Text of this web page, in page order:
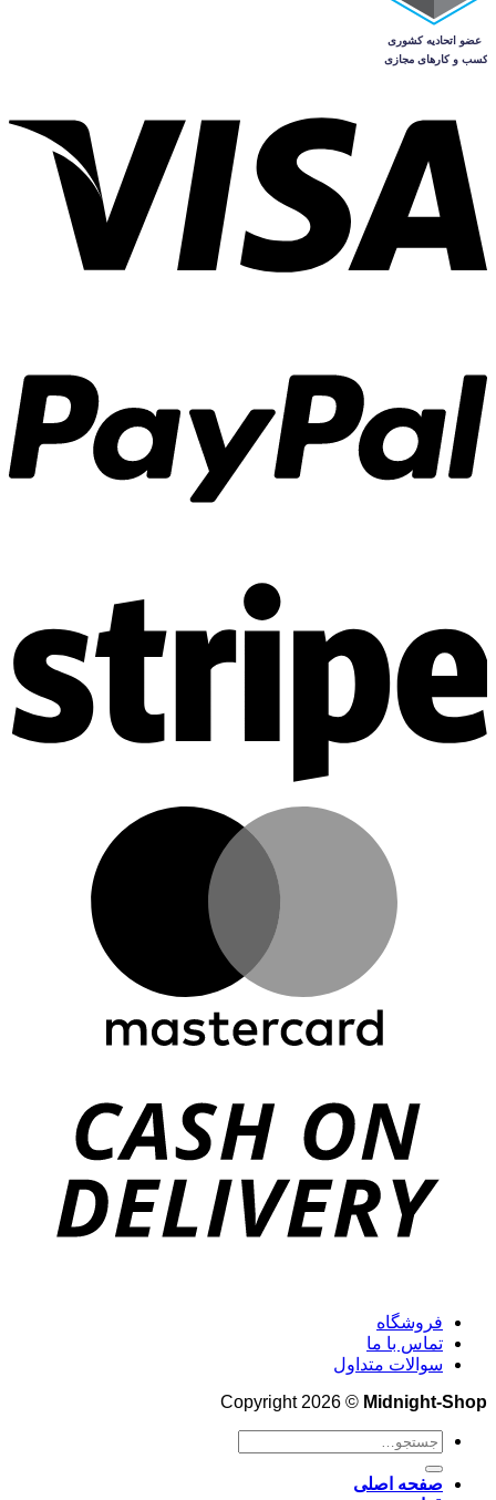
فروشگاه
تماس با ما
سوالات متداول
Copyright 2026 © Midnight-Shop
جستجو
صفحه اصلی